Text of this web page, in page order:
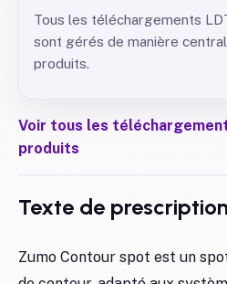
Tous les téléchargements
sont gérés de manière
produits.
Voir tous les
produits
Texte de prescription
Zumo Contour spot est un